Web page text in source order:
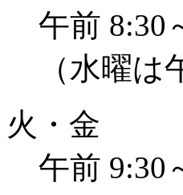
午前 8:30
（水曜
火・金
午前 9:30